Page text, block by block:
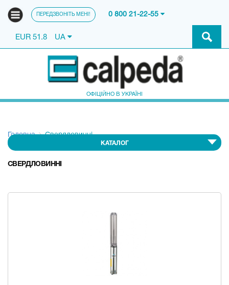
ПЕРЕДЗВОНІТЬ МЕНІ! 0 800 21-22-55
EUR 51.8 UA
ОФІЦІЙНО В УКРАЇНІ
Головна Свердловинні
КАТАЛОГ
СВЕРДЛОВИННІ